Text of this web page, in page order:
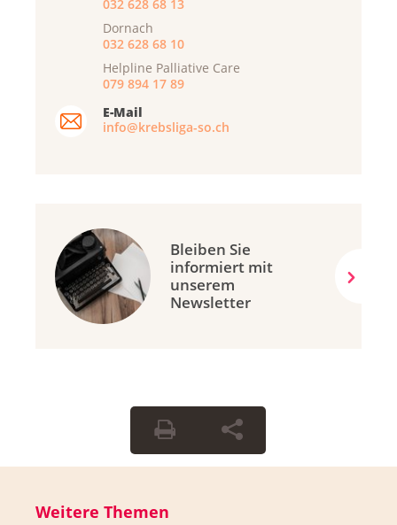
032 628 68 13
Dornach
032 628 68 10
Helpline Palliative Care
079 894 17 89
E-Mail
info@krebsliga-so.ch
Bleiben Sie
informiert mit
unserem
Newsletter
Weitere Themen